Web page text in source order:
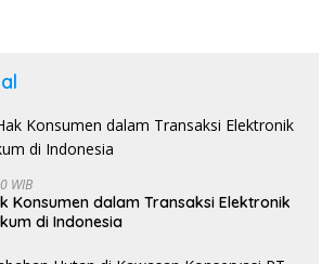
WIB
Konsumen dalam Transaksi Elektronik
di Indonesia